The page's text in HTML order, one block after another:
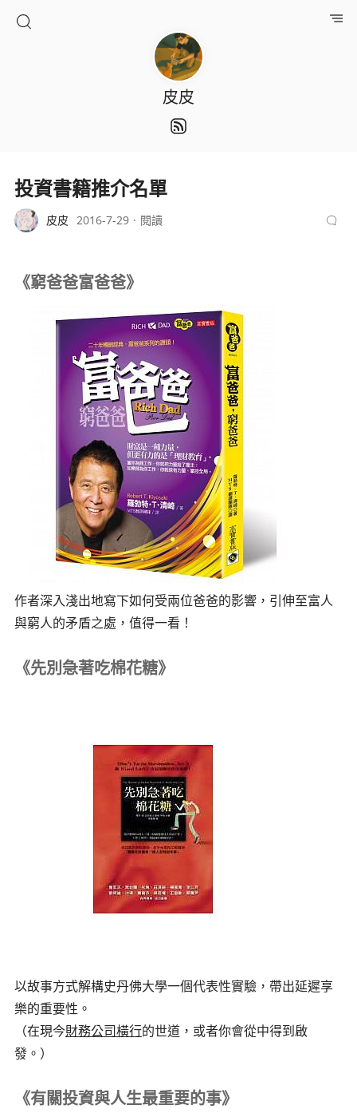
皮皮
投資書籍推介名單
皮皮 2016-7-29 閱讀
《窮爸爸富爸爸》
作者深入淺出地寫下如何受兩位爸爸的影響，引伸至富人
與窮人的矛盾之處，值得一看！
《先別急著吃棉花糖》
以故事方式解構史丹佛大學一個代表性實驗，帶出延遲享
樂的重要性。
（在現今財務公司橫行的世道，或者你會從中得到啟
發。）
《有關投資與人生最重要的事》